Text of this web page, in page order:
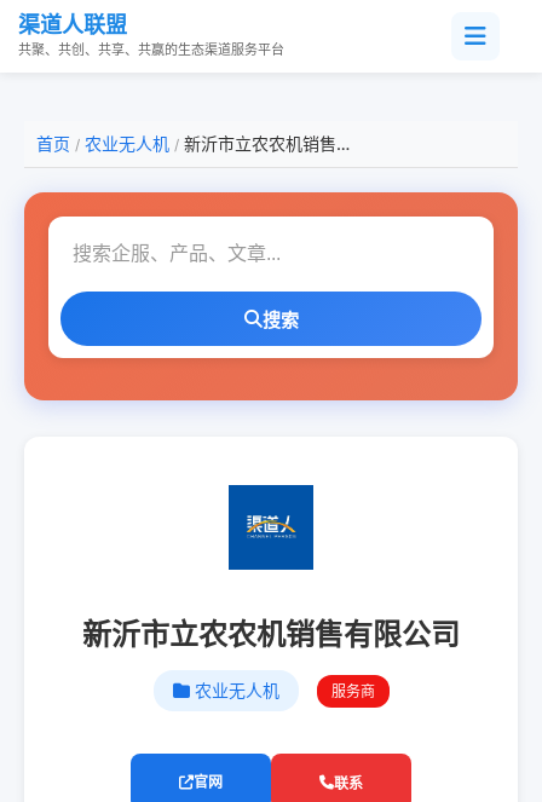
渠道人联盟
共聚、共创、共享、共赢的生态渠道服务平台
首页 / 农业无人机 / 新沂市立农农机销售有限公司
搜索
新沂市立农农机销售有限公司
农业无人机 服务商
官网 联系